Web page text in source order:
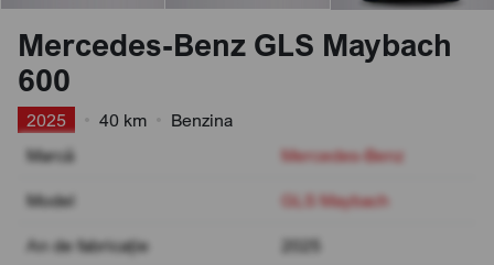
Mercedes-Benz GLS Maybach
600
2025 40 km
Benzina
Marcă
Mercedes-Benz
Model GLS Maybach
An de fabricație 2025